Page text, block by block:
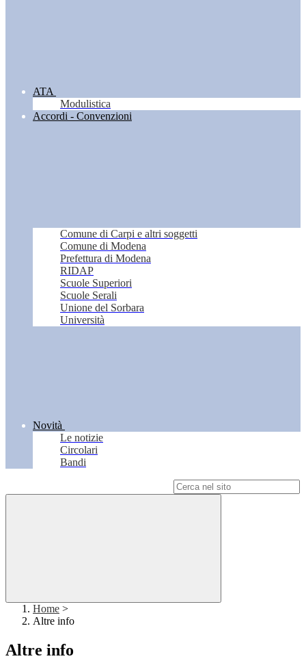
ATA
Modulistica
Accordi - Convenzioni
Comune di Carpi e altri soggetti
Comune di Modena
Prefettura di Modena
RIDAP
Scuole Superiori
Scuole Serali
Unione del Sorbara
Università
Novità
Le notizie
Circolari
Bandi
Home >
Altre info
Altre info